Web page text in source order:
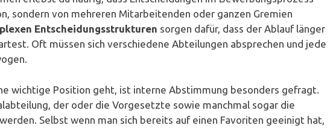
sondern von mehreren Mitarbeitenden oder ganzen Gremien
Entscheidungsstrukturen sorgen dafür, dass der Ablauf länger
Oft müssen sich verschiedene Abteilungen absprechen und jede
wichtige Position geht, ist interne Abstimmung besonders gefragt.
der oder die Vorgesetzte sowie manchmal sogar die
Selbst wenn man sich bereits auf einen Favoriten geeinigt hat,